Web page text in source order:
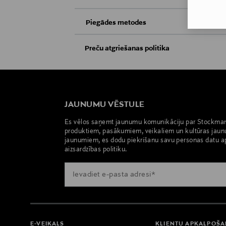
Piegādes metodes
Piegāde uz saņemšanas punktu
Preču atgriešanas politika
PREČU ATGRIEŠANAS POLITIKA
JAUNUMU VĒSTULE
Es vēlos saņemt jaunumu komunikāciju par
produktiem, pasākumiem, veikaliem un kultūras
jaunumiem, es dodu piekrišanu savu personas datu
aizsardzības politiku.
E-VEIKALS KLIENTU